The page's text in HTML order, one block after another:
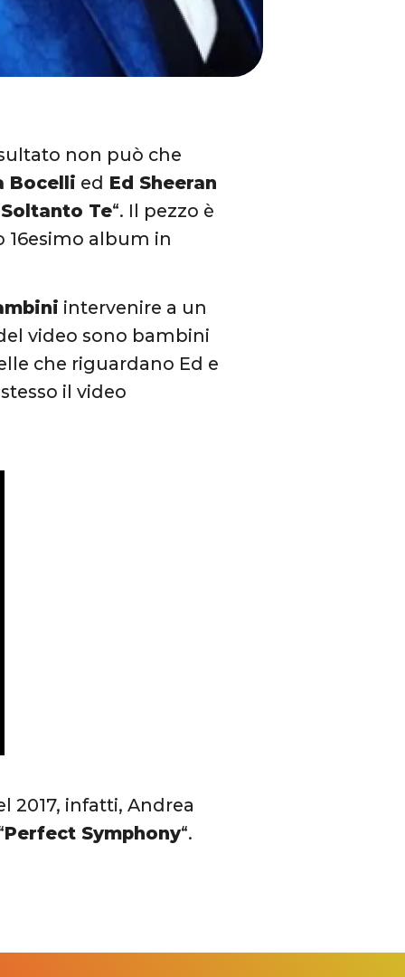
non può che
Bocelli ed Ed Sheeran
Te“. Il pezzo è
16esimo album in
intervenire a un
video sono bambini
che riguardano Ed e
il video
2017, infatti, Andrea
Perfect Symphony“.